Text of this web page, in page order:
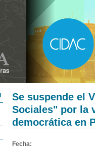
Se suspende el
Sociales" por la
democrática en
Fecha: